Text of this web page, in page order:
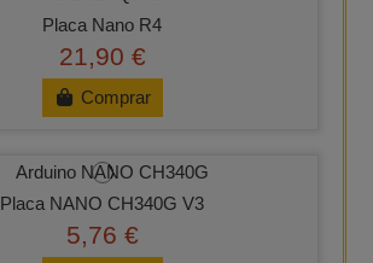
Placa Nano R4
21,90 €
Comprar
Placa NANO CH340G V3
5,76 €